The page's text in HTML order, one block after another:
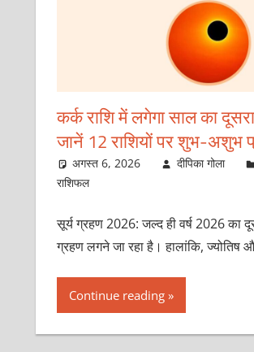
कर्क राशि में लगेगा साल का
जानें 12 राशियों पर शुभ-अशुभ
अगस्त 6, 2026 दीपिका गोला
राशिफल
सूर्य ग्रहण 2026: जल्द ही वर्ष 2026 का
ग्रहण लगने जा रहा है। हालांकि, ज्योतिष
Continue reading